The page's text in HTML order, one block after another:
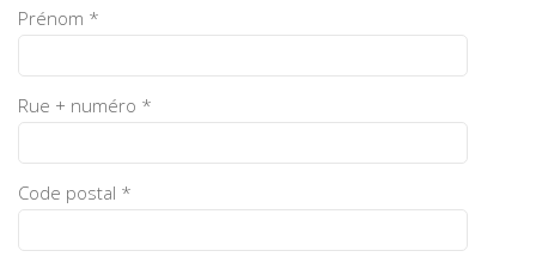
Prénom *
Rue + numéro *
Code postal *